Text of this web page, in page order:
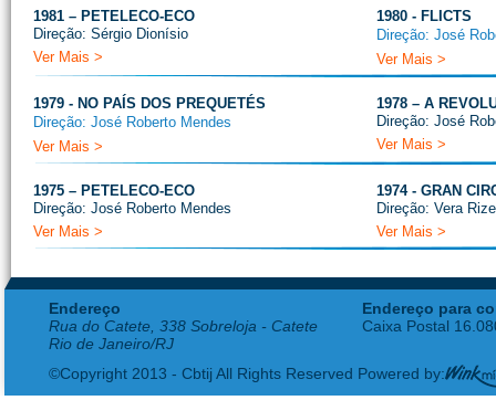
1981 – PETELECO-ECO
Direção: Sérgio Dionísio
Ver Mais >
1980 - FLICTS
Direção: José
Ver Mais >
1979 - NO PAÍS DOS PREQUETÉS
Direção: José Roberto Mendes
Ver Mais >
1978 – A
Direção: José
Ver Mais >
1975 – PETELECO-ECO
Direção: José Roberto Mendes
Ver Mais >
1974 - GRAN
Direção: Vera
Ver Mais >
Endereço
Rua do Catete, 338 Sobreloja - Catete
Rio de Janeiro/RJ
Endereço para
Caixa Postal
©Copyright 2013 - Cbtij All Rights Reserved Powered by: